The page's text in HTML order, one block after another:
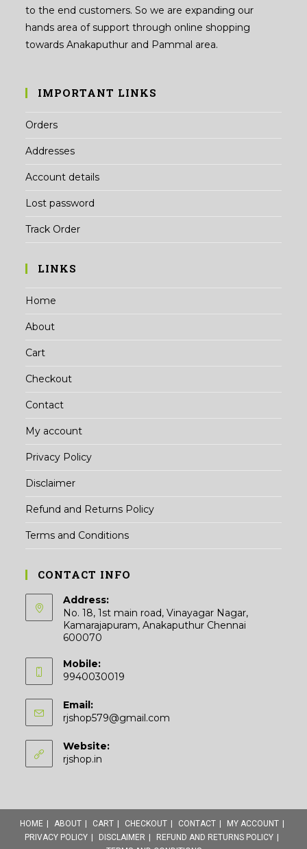
to the end customers. So we are expanding our
hands area of support through online shopping
towards Anakaputhur and Pammal area.
IMPORTANT LINKS
Orders
Addresses
Account details
Lost password
Track Order
LINKS
Home
About
Cart
Checkout
Contact
My account
Privacy Policy
Disclaimer
Refund and Returns Policy
Terms and Conditions
CONTACT INFO
Address:
No. 18, 1st main road, Vinayagar Nagar,
Kamarajapuram, Anakaputhur Chennai
600070
Mobile:
9940030019
Email:
rjshop579@gmail.com
Website:
rjshop.in
HOME ABOUT CART CHECKOUT CONTACT
MY ACCOUNT
PRIVACY POLICY
DISCLAIMER
REFUND AND RETURNS POLICY